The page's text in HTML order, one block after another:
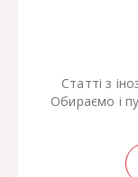
Статті з
Обираємо і